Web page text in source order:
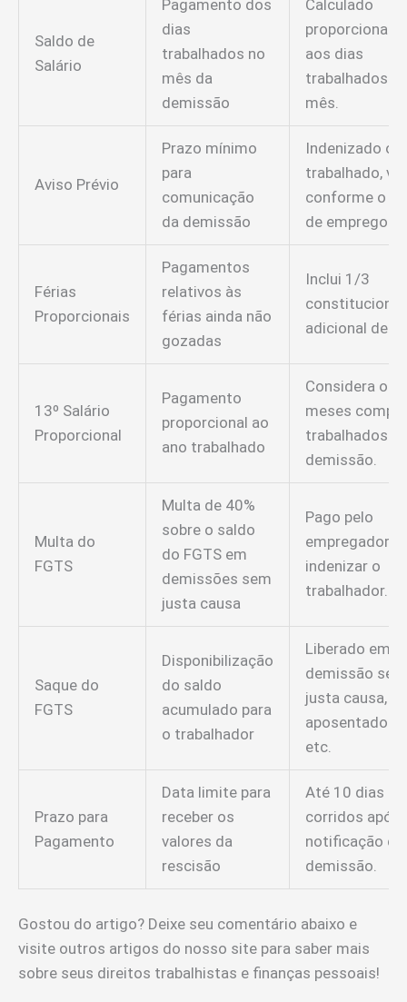
Saldo de
Salário
Pagamento dos
dias
trabalhados no
mês da
demissão
Calculado
aos dias
trabalhados
mês.
Aviso Prévio
Prazo mínimo
para
comunicação
da demissão
Indenizado ou
trabalhado,
conforme o
de emprego.
Férias
Proporcionais
Pagamentos
relativos às
férias ainda não
gozadas
Inclui 1/3
constitucional
adicional de
13º Salário
Proporcional
Pagamento
proporcional ao
ano trabalhado
Considera os
meses
trabalhados
demissão.
Multa do
FGTS
Multa de 40%
sobre o saldo
do FGTS em
demissões sem
justa causa
Pago pelo
empregador
indenizar o
trabalhador.
Saque do
FGTS
Disponibilização
do saldo
acumulado para
o trabalhador
Liberado em
demissão sem
justa causa,
aposentadoria,
etc.
Prazo para
Pagamento
Data limite para
receber os
valores da
rescisão
Até 10 dias
corridos após
notificação da
demissão.
Gostou do artigo? Deixe seu comentário abaixo e
visite outros artigos do nosso site para saber mais
sobre seus direitos trabalhistas e finanças pessoais!